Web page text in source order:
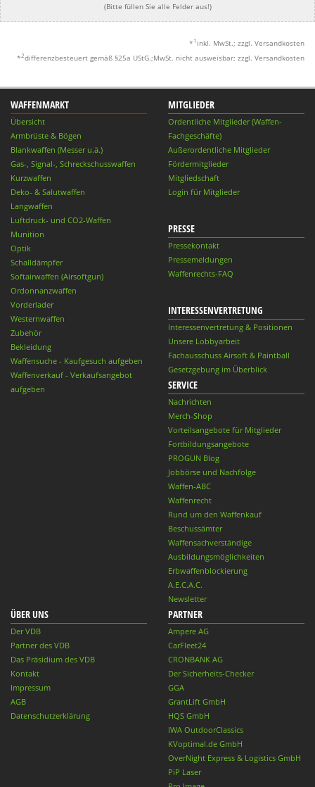
(Bitte füllen Sie alle Felder aus!)
* 1 inkl. MwSt.; zzgl. Versandkosten
*2differenzbesteuert gemäß §25a UStG.;MwSt. nicht ausweisbar; zzgl. Versandkosten
WAFFENMARKT
Übersicht
Armbrüste & Bögen
Blankwaffen (Messer u.ä.)
Gas-, Signal-, Schreckschusswaffen
Kurzwaffen
Deko- & Salutwaffen
Langwaffen
Luftdruck- und CO2-Waffen
Munition
Optik
Schalldämpfer
Softairwaffen (Airsoftgun)
Ordonnanzwaffen
Vorderlader
Westernwaffen
Zubehör
Bekleidung
Waffensuche - Kaufgesuch aufgeben
Waffenverkauf - Verkaufsangebot
aufgeben
MITGLIEDER
Ordentliche Mitglieder (Waffen-
Fachgeschäfte)
Außerordentliche Mitglieder
Fördermitglieder
Mitgliedschaft
Login für Mitglieder
PRESSE
Pressekontakt
Pressemeldungen
Waffenrechts-FAQ
INTERESSENVERTRETUNG
Interessenvertretung & Positionen
Unsere Lobbyarbeit
Fachausschuss Airsoft & Paintball
Gesetzgebung im Überblick
SERVICE
Nachrichten
Merch-Shop
Vorteilsangebote für Mitglieder
Fortbildungsangebote
PROGUN Blog
Jobbörse und Nachfolge
Waffen-ABC
Waffenrecht
Rund um den Waffenkauf
Beschussämter
Waffensachverständige
Ausbildungsmöglichkeiten
Erbwaffenblockierung
A.E.C.A.C.
Newsletter
ÜBER UNS
Der VDB
Partner des VDB
Das Präsidium des VDB
Kontakt
Impressum
AGB
Datenschutzerklärung
PARTNER
Ampere AG
CarFleet24
CRONBANK AG
Der Sicherheits-Checker
GGA
GrantLift GmbH
HQS GmbH
IWA OutdoorClassics
KVoptimal.de GmbH
OverNight Express & Logistics GmbH
PiP Laser